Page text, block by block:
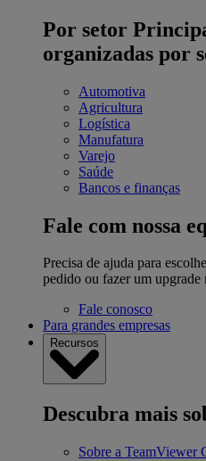
Por setor
organizadas por
Automotiva
Agricultura
Logística
Manufatura
Varejo
Saúde
Bancos e finanças
Fale com nossa
Precisa de ajuda para
pedido ou fazer um upgrade
Fale conosco
Para grandes empresas
Recursos
Descubra mais
Sobre a TeamViewer